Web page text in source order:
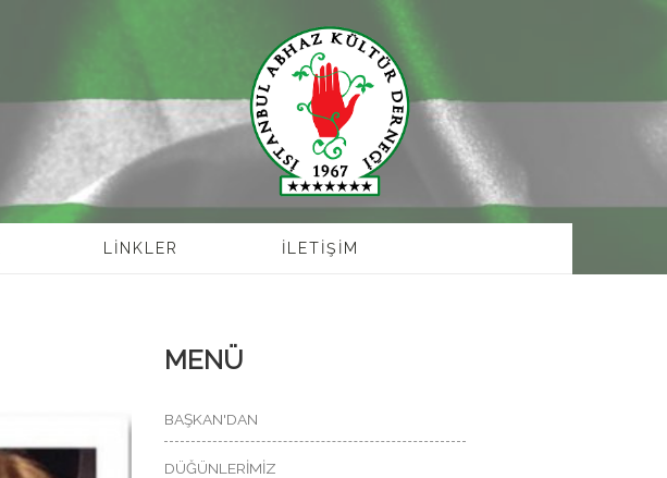
LİNKLER İLETİŞİM
MENÜ
BAŞKAN'DAN
DÜĞÜNLERİMİZ